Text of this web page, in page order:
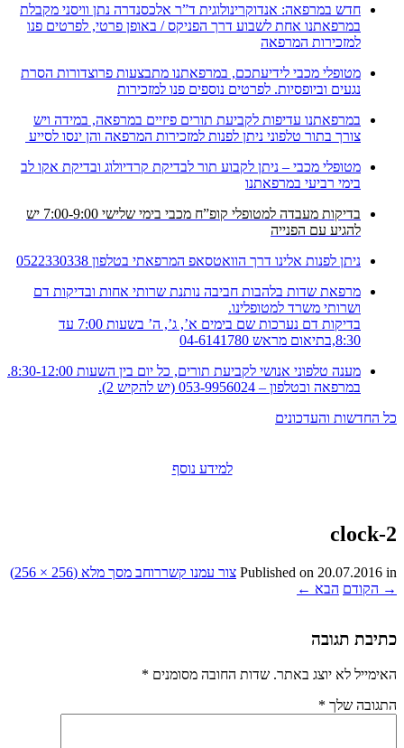
חדש במרפאה: אנדוקרינולוגית ד”ר אלכסנדרה נתן וויסני מקבלת
במרפאתנו אחת לשבוע דרך הפניקס / באופן פרטי, לפרטים פנו
למזכירות המרפאה
מטופלי מכבי לידיעתכם, במרפאתנו מתבצעות פרוצדורות הסרת
נגעים וביופסיות. לפרטים נוספים פנו למזכירות
במרפאתנו עדיפות לקביעת תורים פיזיים במרפאה, במידה ויש
צורך בתור טלפוני ניתן לפנות למזכירות המרפאה והן ינסו לסייע
מטופלי מכבי – ניתן לקבוע תור לבדיקת קרדיולוג ובדיקת אקו לב
בימי רביעי במרפאתנו
בדיקות מעבדה למטופלי קופ”ח מכבי בימי שלישי 7:00-9:00 יש
להגיע עם הפנייה
ניתן לפנות אלינו דרך הוואטסאפ המרפאתי בטלפון 0522330338
מרפאת שדות בלהבות חביבה נותנת שרותי אחות ובדיקות דם
ושרותי משרד למטופלינו.
בדיקות דם נערכות שם בימים א’, ג’, ה’ בשעות 7:00 עד
8:30,בתיאום מראש 04-6141780
מענה טלפוני אנושי לקביעת תורים, כל יום בין השעות 8:30-12:00.
במרפאה ובטלפון – 053-9956024 (יש להקיש 2).
כל החדשות והעדכונים
למידע נוסף
clock-2
Published on 20.07.2016 in צור עמנו קשררוחב מסך מלא (256 × 256)
→ הקודם הבא ←
כתיבת תגובה
האימייל לא יוצג באתר. שדות החובה מסומנים *
התגובה שלך *